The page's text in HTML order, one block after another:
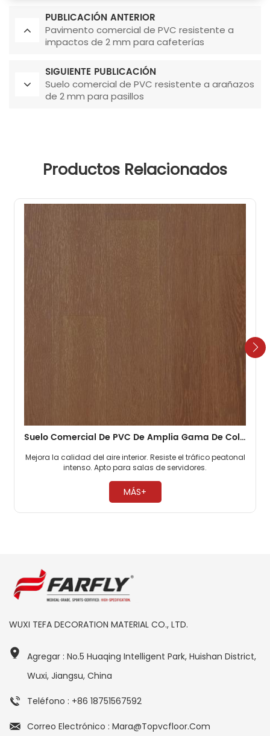
PUBLICACIÓN ANTERIOR
Pavimento comercial de PVC resistente a
impactos de 2 mm para cafeterías
SIGUIENTE PUBLICACIÓN
Suelo comercial de PVC resistente a arañazos
de 2 mm para pasillos
Productos Relacionados
Suelo Comercial De PVC De Amplia Gama De Colores De 3 Mm Para Gimnasios
Mejora la calidad del aire interior. Resiste el tráfico peatonal
intenso. Apto para salas de servidores. ​
MÁS+
WUXI TEFA DECORATION MATERIAL CO., LTD.
Agregar : No.5 Huaqing Intelligent Park, Huishan District,
Wuxi, Jiangsu, China
Teléfono : +86 18751567592
Correo Electrónico : Mara@topvcfloor.com